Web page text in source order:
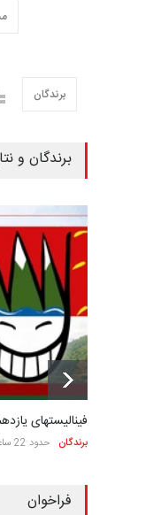
برندگان
برندگان و
فینالیستهای
برندگان حدود 22 ساعت قبل
فراخوان